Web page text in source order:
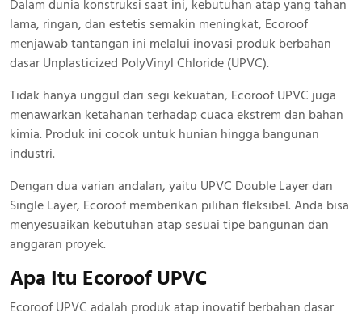
Dalam dunia konstruksi saat ini, kebutuhan atap yang tahan
lama, ringan, dan estetis semakin meningkat, Ecoroof
menjawab tantangan ini melalui inovasi produk berbahan
dasar Unplasticized PolyVinyl Chloride (UPVC).
Tidak hanya unggul dari segi kekuatan, Ecoroof UPVC juga
menawarkan ketahanan terhadap cuaca ekstrem dan bahan
kimia. Produk ini cocok untuk hunian hingga bangunan
industri.
Dengan dua varian andalan, yaitu UPVC Double Layer dan
Single Layer, Ecoroof memberikan pilihan fleksibel. Anda bisa
menyesuaikan kebutuhan atap sesuai tipe bangunan dan
anggaran proyek.
Apa Itu Ecoroof UPVC
Ecoroof UPVC adalah produk atap inovatif berbahan dasar